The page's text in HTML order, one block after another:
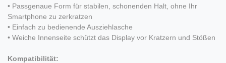
• Passgenaue Form für stabilen, schonenden Halt, ohne Ihr
Smartphone zu zerkratzen
• Einfach zu bedienende Ausziehlasche
• Weiche Innenseite schützt das Display vor Kratzern und Stößen
Kompatibilität: